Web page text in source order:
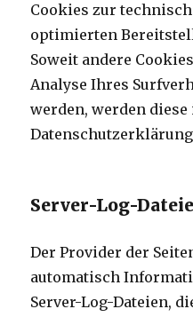
Cookies zur
optimierten
Soweit andere
Analyse Ihres
werden, werden
Server-Log-
Der Provider der
automatisch
Server-Log-Dateien,